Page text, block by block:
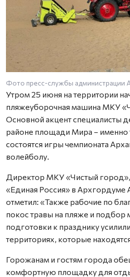
Фото пресс-службы администрации
Утром 25 июня на территории
пляжеуборочная машина МКУ
Основной акцент специалисты
районе площади Мира – именно
состоятся игры чемпионата
волейболу.
Директор МКУ «Чистый
«Единая Россия» в Архгордуме
отметил: «Также рабочие по
покос травы на пляже и подбор
подготовки к празднику
территориях, которые
Горожанам и гостям города
комфортную площадку для